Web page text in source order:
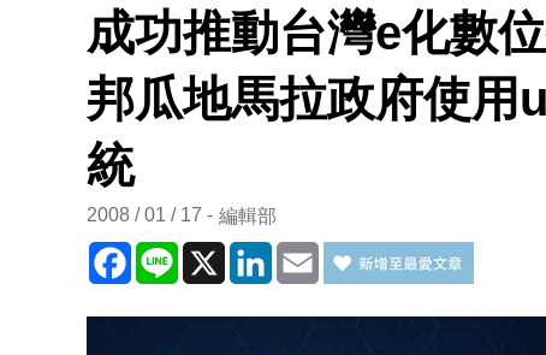
成功推動台灣e化數
邦瓜地馬拉政府使用
統
2008 / 01 / 17 編輯部
Facebook
Line X LinkedInEmail